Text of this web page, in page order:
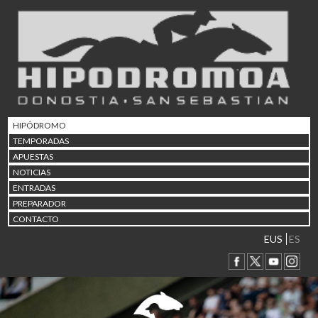
HIPÓDROMO
TEMPORADAS
APUESTAS
NOTICIAS
ENTRADAS
PREPARADOR
CONTACTO
EUS ES
02/08 17:30 Abuztuaren 2a / 2 de
Abuztuaren 9a / 9 de
12/08 12:08 Abuztaren 12a / 12 de
15/08 17:05 Abuztuaren 15a / 15 de
23/08 17:30 Abuztuaren 23a / 23 de
30/08 17:30 Abuztuaren 30a / 30 de
02/09 11:15
06/09 17:30 Irailaren 6a / 6 de
Irailaren 13a / 13 de
30/09 11:30 Irailaren 30a / 30 de